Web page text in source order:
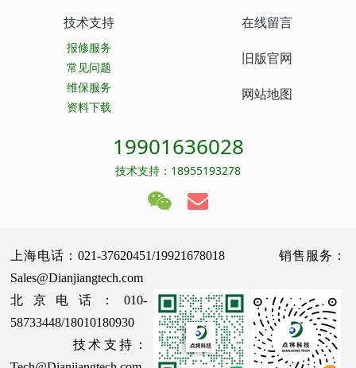
技术支持
报修服务
常见问题
维保服务
资料下载
在线留言
旧版官网
网站地图
19901636028
技术支持：18955193278
上海电话：021-37620451/19921678018 销售服务：
Sales@Dianjiangtech.com
北京电话：010-
58733448/18010180930
技术支持：